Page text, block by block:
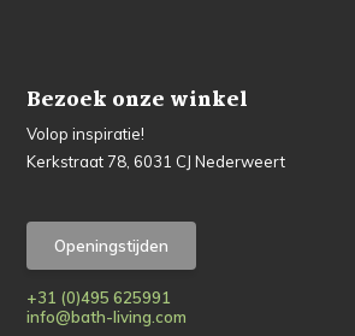
Bezoek onze winkel
Volop inspiratie!
Kerkstraat 78, 6031 CJ Nederweert
Openingstijden
+31 (0)495 625991
info@bath-living.com